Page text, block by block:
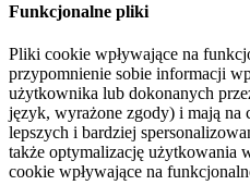
Funkcjonalne pliki
Pliki cookie wpływające na
przypomnienie sobie informacji
użytkownika lub dokonanych
język, wyrażone zgody) i mają na
lepszych i bardziej
także optymalizację użytkowania
cookie wpływające na